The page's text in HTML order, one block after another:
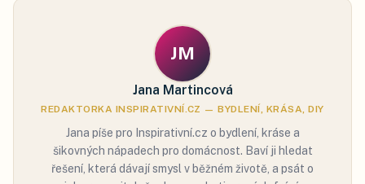
JM
Jana Martincová
REDAKTORKA INSPIRATIVNÍ.CZ — BYDLENÍ, KRÁSA, DIY
Jana píše pro Inspirativní.cz o bydlení, kráse a
šikovných nápadech pro domácnost. Baví ji hledat
řešení, která dávají smysl v běžném životě, a psát o